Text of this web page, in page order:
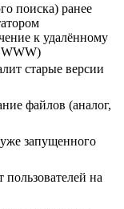
поиска) ранее
к удалённому
WWW)
старые версии
файлов (аналог,
запущенного
на